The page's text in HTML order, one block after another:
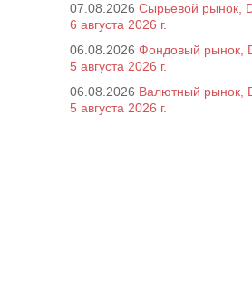
07.08.2026 Сырьевой рынок,
6 августа 2026 г.
06.08.2026 Фондовый рынок,
5 августа 2026 г.
06.08.2026 Валютный рынок,
5 августа 2026 г.